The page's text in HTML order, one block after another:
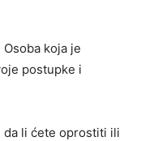
koja je
postupke i
da li ćete oprostiti ili